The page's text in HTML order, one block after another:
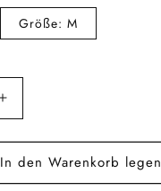
Größe: M
Erhöhe
die
Menge
für
Sitzsäcke
In den Warenkorb legen